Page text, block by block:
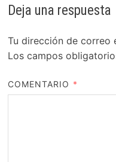
Deja una respuesta
Tu dirección de correo
Los campos
COMENTARIO *